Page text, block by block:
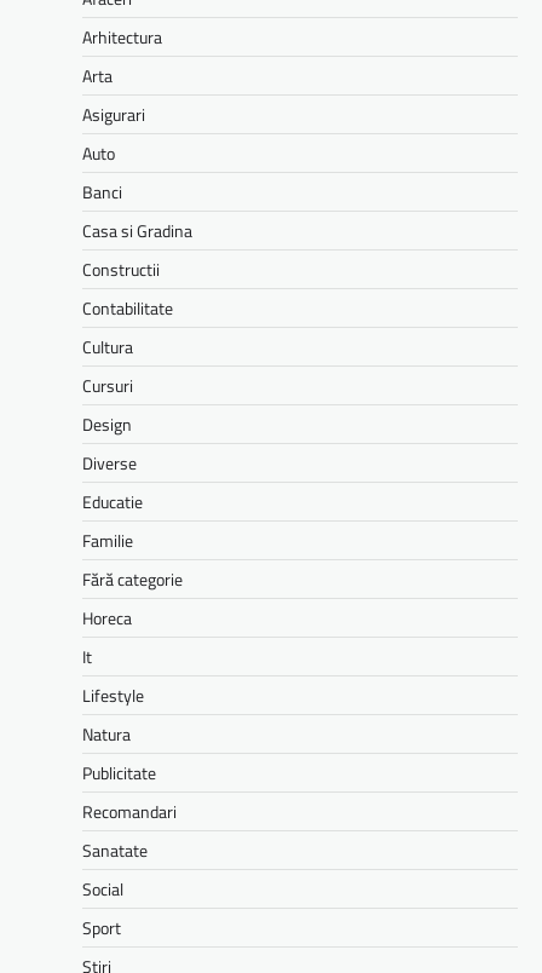
Arhitectura
Arta
Asigurari
Auto
Banci
Casa si Gradina
Constructii
Contabilitate
Cultura
Cursuri
Design
Diverse
Educatie
Familie
Fără categorie
Horeca
It
Lifestyle
Natura
Publicitate
Recomandari
Sanatate
Social
Sport
Stiri